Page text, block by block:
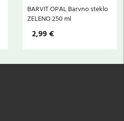
BARVIT OPAL Barvno steklo
ZELENO 250 ml
2,99 €